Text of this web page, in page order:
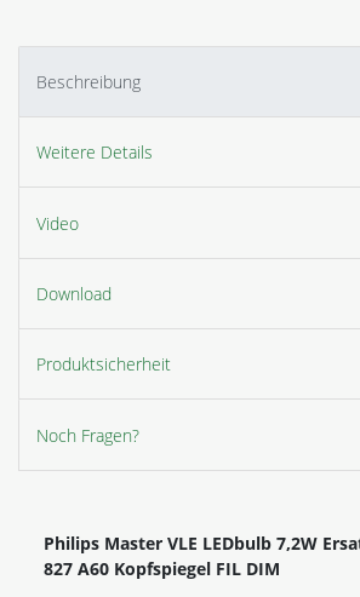
Beschreibung
Weitere Details
Video
Download
Produktsicherheit
Noch Fragen?
Philips Master VLE LEDbulb 7,2W
827 A60 Kopfspiegel FIL DIM